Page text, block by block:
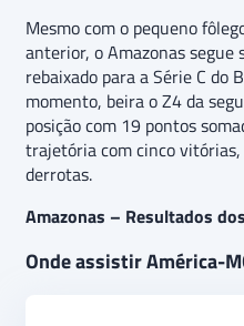
Mesmo com o pequeno
anterior, o Amazonas
rebaixado para a Série C do
momento, beira o Z4 da
posição com 19 pontos
trajetória com cinco
derrotas.
Amazonas – Resultados
Onde assistir América-